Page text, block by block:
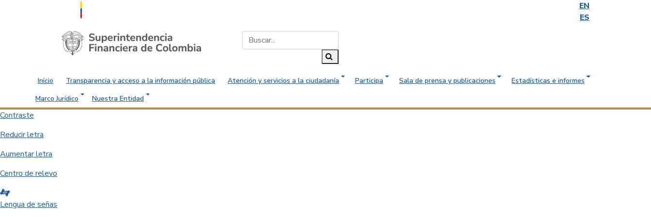
EN
ES
Saltar al contenido principal
Inicio Transparencia y acceso a la información pública Atención y servicios a la ciudadanía Participa Sala de prensa y publicaciones
Estadísticas e informes
Marco Jurídico
Nuestra Entidad
Contraste
Reducir letra
Aumentar letra
Centro de relevo
Lengua de señas